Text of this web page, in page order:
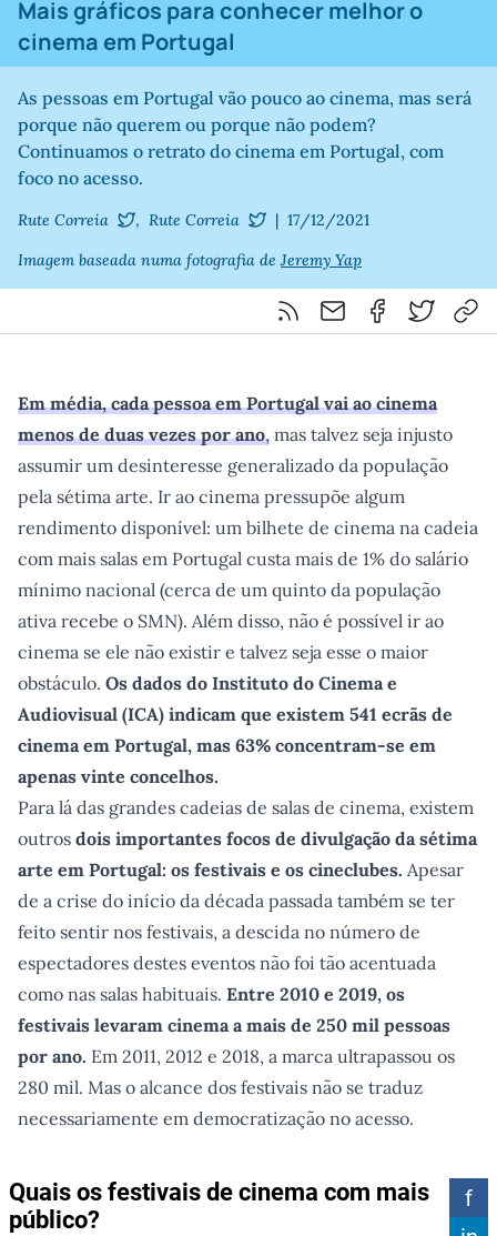
Mais gráficos para conhecer melhor o
cinema em Portugal
As pessoas em Portugal vão pouco ao cinema, mas será
porque não querem ou porque não podem?
Continuamos o retrato do cinema em Portugal, com
foco no acesso.
Rute Correia
, Rute Correia
| 17/12/2021
Imagem baseada numa fotografia de Jeremy Yap
Feed RSS
Partilhar por email
Partilhar por
Partilhar
Em média, cada pessoa em Portugal vai ao cinema
menos de duas vezes por ano, mas talvez seja injusto
assumir um desinteresse generalizado da população
pela sétima arte. Ir ao cinema pressupõe algum
rendimento disponível: um bilhete de cinema na cadeia
com mais salas em Portugal custa mais de 1% do salário
mínimo nacional (cerca de um quinto da população
ativa recebe o SMN). Além disso, não é possível ir ao
cinema se ele não existir e talvez seja esse o maior
obstáculo. Os dados do Instituto do Cinema e
Audiovisual (ICA) indicam que existem 541 ecrãs de
cinema em Portugal, mas 63% concentram-se em
apenas vinte concelhos.
Para lá das grandes cadeias de salas de cinema, existem
outros dois importantes focos de divulgação da sétima
arte em Portugal: os festivais e os cineclubes. Apesar
de a crise do início da década passada também se ter
feito sentir nos festivais, a descida no número de
espectadores destes eventos não foi tão acentuada
como nas salas habituais. Entre 2010 e 2019, os
festivais levaram cinema a mais de 250 mil pessoas
por ano. Em 2011, 2012 e 2018, a marca ultrapassou os
280 mil. Mas o alcance dos festivais não se traduz
necessariamente em democratização no acesso.